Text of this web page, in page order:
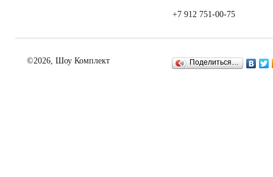
+7 912 751-00-75
©2026, Шоу Комплект Поделиться…